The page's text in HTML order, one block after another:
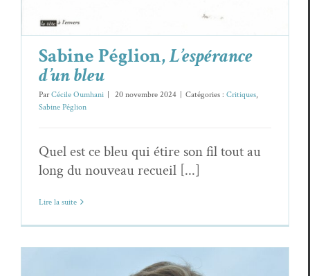
Sabine Péglion,L’espérance
d’un bleu
ParCécile Oumhani | 20 novembre 2024 | Catégories : Critiques,
Sabine Péglion
Quel est ce bleu qui étire son fil tout au
long du nouveau recueil [...]
Lire la suite